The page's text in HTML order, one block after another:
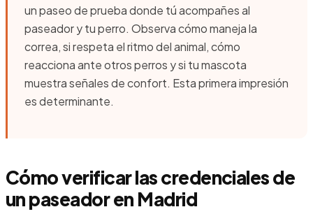
un paseo de prueba donde tú acompañes al
paseador y tu perro. Observa cómo maneja la
correa, si respeta el ritmo del animal, cómo
reacciona ante otros perros y si tu mascota
muestra señales de confort. Esta primera impresión
es determinante.
Cómo verificar las credenciales de
un paseador en Madrid